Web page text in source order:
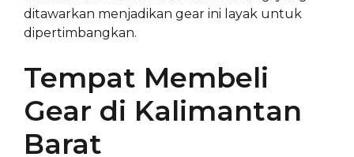
ditawarkan menjadikan gear ini layak untuk
dipertimbangkan.
Tempat Membeli
Gear di Kalimantan
Barat